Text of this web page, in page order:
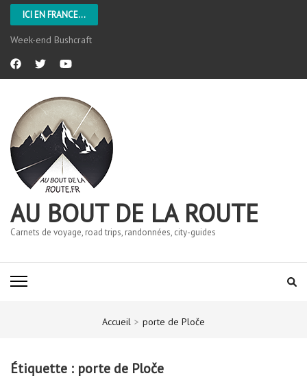
ICI EN FRANCE...
Week-end Bushcraft
AU BOUT DE LA ROUTE
Carnets de voyage, road trips, randonnées, city-guides
Accueil > porte de Ploče
Étiquette : porte de Ploče